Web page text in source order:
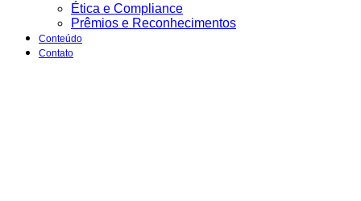
Ética e Compliance
Prêmios e Reconhecimentos
Conteúdo
Contato